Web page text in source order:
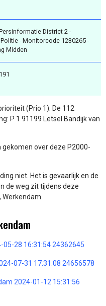
District 2 -
- Monitorcode 1230265 -
Midden
(Prio 1). De 112
P 1 91199 Letsel Bandijk van
over deze P2000-
niet. Het is gevaarlijk en de
de weg zit tijdens deze
05-28 16:31:54 24362645
07-31 17:31:08 24656578
2024-01-12 15:31:56